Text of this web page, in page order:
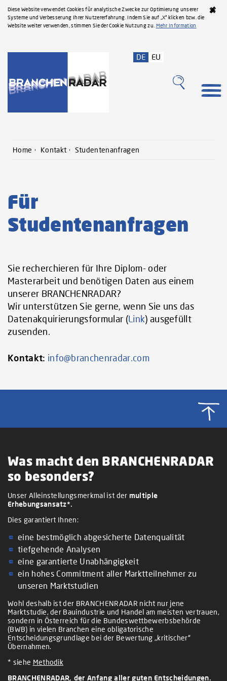
Diese Website verwendet Cookies für analytische Zwecke zur Optimierung unserer
Systeme und Verbesserung Ihrer Nutzererfahrung. Indem Sie auf „X“ klicken bzw. die
Website weiter verwenden, stimmen Sie der Cookie Nutzung zu. Mehr Information
DE EU
Home Kontakt Studentenanfragen
Für
Studentenanfragen
Sie recherchieren für Ihre Diplom- oder
Masterarbeit und benötigen Daten aus einem
unserer BRANCHENRADAR?
Wir unterstützen Sie gerne, wenn Sie uns das
Datenakquirierungsformular (Link) ausgefüllt
zusenden.
Kontakt: info@branchenradar.com
Was macht den BRANCHENRADAR
so besonders?
Unser Alleinstellungsmerkmal ist der multiple
Erhebungsansatz*.
Dies garantiert Ihnen:
eine bestmöglich abgesicherte Datenqualität
tiefgehende Analysen
eine garantierte Unabhängigkeit
ein hohes Commitment aller Marktteilnehmer zu
unseren Marktstudien
Wohl deshalb ist der BRANCHENRADAR nicht nur jene
Marktstudie, der Bauindustrie und Handel am meisten vertrauen,
sondern in Österreich für die Bundeswettbewerbsbehörde
(BWB) in vielen Branchen eine obligatorische
Entscheidungsgrundlage bei der Bewertung „kritischer“
Übernahmen.
* siehe Methodik
BRANCHENRADAR, der Anfang aller guten Entscheidungen.